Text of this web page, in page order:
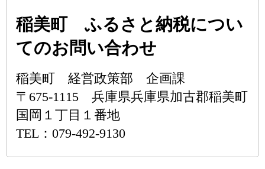
稲美町 ふるさと納税につい
てのお問い合わせ
稲美町 経営政策部 企画課
〒675-1115 兵庫県兵庫県加古郡稲美町
国岡１丁目１番地
TEL：079-492-9130